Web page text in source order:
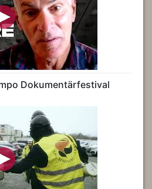
Dokumentärfestival